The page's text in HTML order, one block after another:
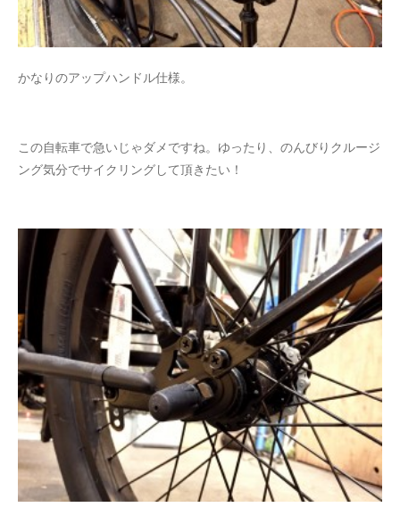
かなりのアップハンドル仕様。
この自転車で急いじゃダメですね。ゆったり、のんびりクルージ
ング気分でサイクリングして頂きたい！